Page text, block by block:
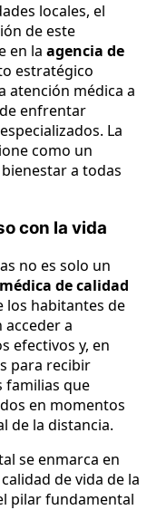
locales, el
de este
en la agencia de
estratégico
atención médica a
enfrentar
La
como un
a todas
con la vida
no es solo un
de calidad
los habitantes de
a
efectivos y, en
para recibir
familias que
en momentos
de la distancia.
se enmarca en
de vida de la
pilar fundamental